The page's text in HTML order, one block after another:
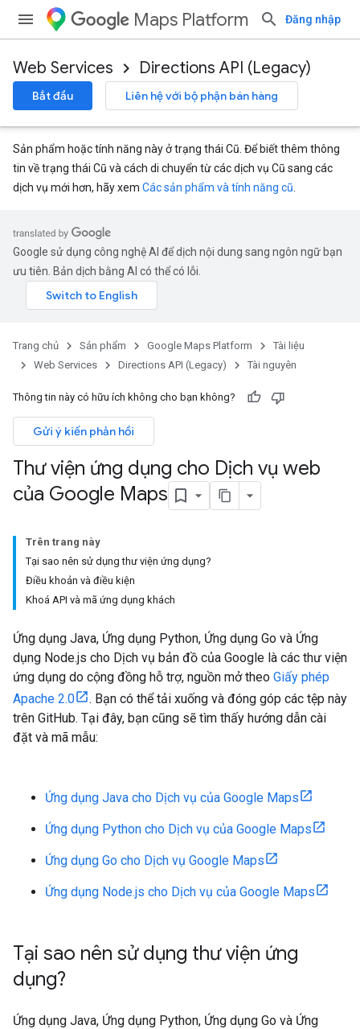
Maps Platform Đăng nhập
Web Services Directions API (Legacy)
Bắt đầu Liên hệ với bộ phận bán hàng
Sản phẩm hoặc tính năng này ở trạng thái Cũ. Để biết thêm thông
tin về trạng thái Cũ và cách di chuyển từ các dịch vụ Cũ sang các
dịch vụ mới hơn, hãy xem Các sản phẩm và tính năng cũ
Google sử dụng công nghệ AI để dịch nội dung sang ngôn ngữ bạn
ưu tiên. Bản dịch bằng AI có thể có lỗi.
Trang chủ Sản phẩm Google Maps Platform
Tài liệu
Web Services
Directions API (Legacy) Tài nguyên
Thông tin này có hữu ích không cho bạn không?
Gửi ý kiến phản hồi
Thư viện ứng dụng cho Dịch vụ web
của Google Maps
Trên trang này
Tại sao nên sử dụng thư viện ứng dụng?
Điều khoản và điều kiện
Khoá API và mã ứng dụng khách
Ứng dụng Java, Ứng dụng Python, Ứng dụng Go và Ứng
dụng Node.js cho Dịch vụ bản đồ của Google là các thư viện
ứng dụng do cộng đồng hỗ trợ, nguồn mở theo Giấy phép
Apache 2.0
. Bạn có thể tải xuống và đóng góp các tệp này
trên GitHub. Tại đây, bạn cũng sẽ tìm thấy hướng dẫn cài
đặt và mã mẫu:
Ứng dụng Java cho Dịch vụ của Google Maps
Ứng dụng Python cho Dịch vụ của Google Maps
Ứng dụng Go cho Dịch vụ Google Maps
Ứng dụng Node.js cho Dịch vụ của Google Maps
Tại sao nên sử dụng thư viện ứng
dụng?
Ứng dụng Java, Ứng dụng Python, Ứng dụng Go và Ứng